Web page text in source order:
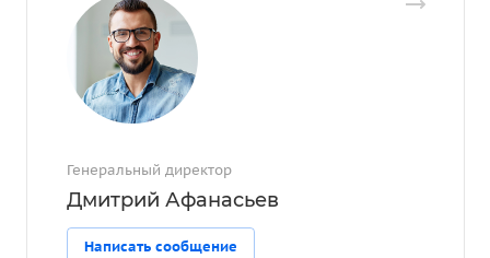
Генеральный директор
Дмитрий Афанасьев
Написать сообщение